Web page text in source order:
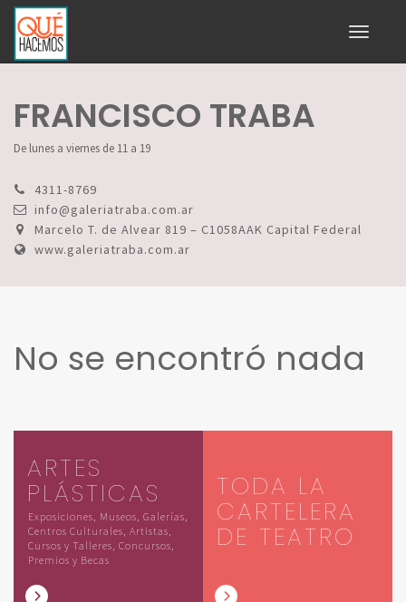
Toggle
FRANCISCO TRABA
De lunes a viernes de 11 a 19
4311-8769
info@galeriatraba.com.ar
Marcelo T. de Alvear 819 – C1058AAK Capital Federal
www.galeriatraba.com.ar
No se encontró nada
ARTES
PLÁSTICAS
Exposiciones, Museos, Galerías,
Centros Culturales, Artistas,
Cursos y Talleres, Concursos,
Premios y Becas
TODA LA
CARTELERA
DE TEATRO